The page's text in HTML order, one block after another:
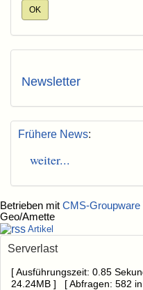
Newsletter
Frühere News:
weiter...
Betrieben mit CMS-Groupware
Geo/Amette
Artikel
Serverlast
[ Ausführungszeit: 0.85
24.24MB ] [ Abfragen: 582